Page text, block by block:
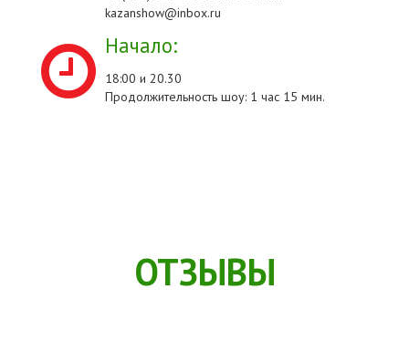
kazanshow@inbox.ru
Начало:
18:00 и 20.30
Продолжительность шоу: 1 час 15 мин.
ОТЗЫВЫ